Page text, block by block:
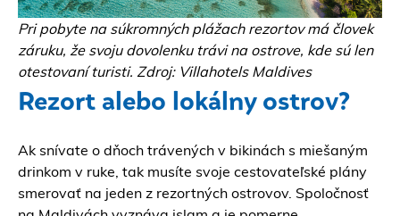
Pri pobyte na súkromných plážach rezortov má človek
záruku, že svoju dovolenku trávi na ostrove, kde sú len
otestovaní turisti. Zdroj: Villahotels Maldives
Rezort alebo lokálny ostrov?
​Ak snívate o dňoch trávených v bikinách s miešaným
drinkom v ruke, tak musíte svoje cestovateľské plány
smerovať na jeden z rezortných ostrovov. Spoločnosť